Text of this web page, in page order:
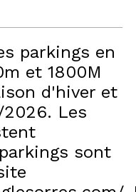
parkings en
et 1800M
d'hiver et
Les
sont